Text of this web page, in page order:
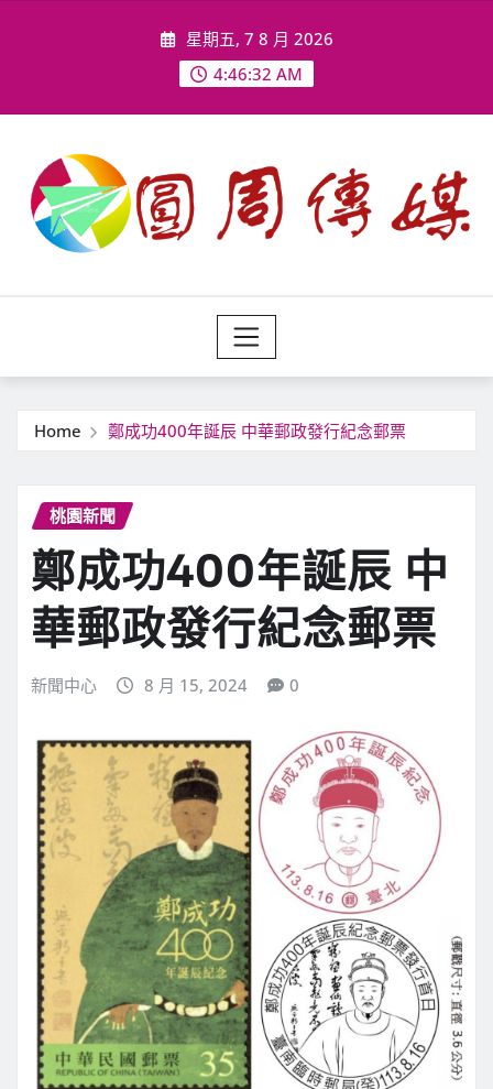
星期五, 7 8 月 2026
4:46:34 AM
Home 鄭成功400年誕辰 中華郵政發行紀念郵票
桃園新聞
鄭成功400年誕辰 中
華郵政發行紀念郵票
新聞中心 8 月 15, 2024 0